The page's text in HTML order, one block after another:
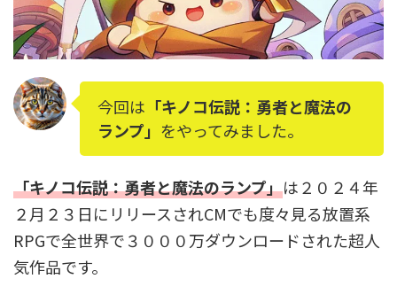
今回は 「キノコ伝説：勇者と魔法の
ランプ」 をやってみました。
「キノコ伝説：勇者と魔法のランプ」は２０２４年
２月２３日にリリースされCMでも度々見る放置系
RPGで全世界で３０００万ダウンロードされた超人
気作品です。